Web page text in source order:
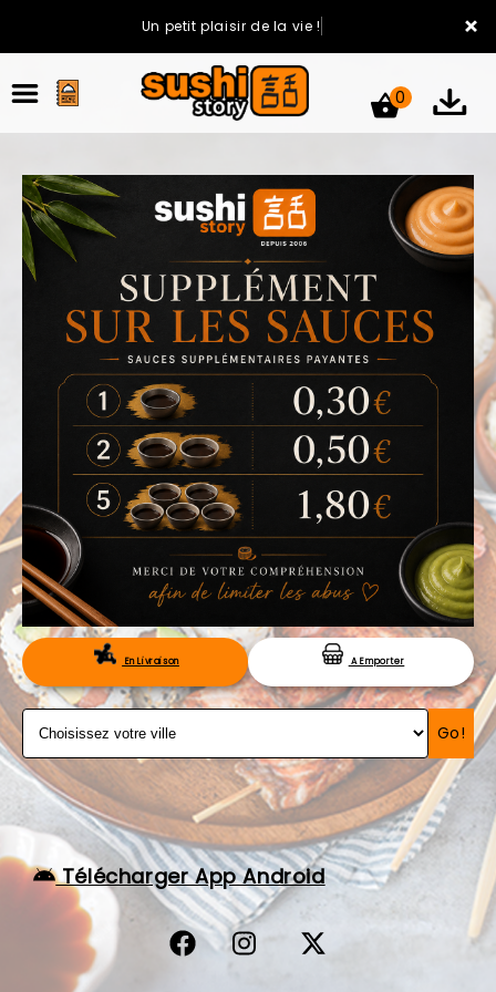
×
Un petit plaisir de la vie !
ACCUEIL
LA CARTE
VOTRE COMPTE
NOTRE RESTAURANT
VOS AVIS
MENTIONS LÉGALES
C.G.V
RÉSERVATION
0
En Livraison A Emporter
Go!
Télécharger App Android